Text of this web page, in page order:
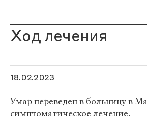
Ход лечения
18.02.2023
Умар переведен в больницу в
симптоматическое лечение.